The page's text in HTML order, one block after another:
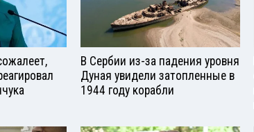
В Сербии из-за падения уровня
Дуная увидели затопленные в
1944 году корабли